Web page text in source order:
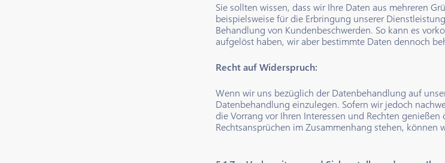
Sie sollten wissen, dass wir Ihre Daten aus mehreren
beispielsweise für die Erbringung unserer
Behandlung von Kundenbeschwerden. So kann es
aufgelöst haben, wir aber bestimmte Daten dennoch
Recht auf Widerspruch:
Wenn wir uns bezüglich der Datenbehandlung auf
Datenbehandlung einzulegen. Sofern wir jedoch
die Vorrang vor Ihren Interessen und Rechten
Rechtsansprüchen im Zusammenhang stehen, können